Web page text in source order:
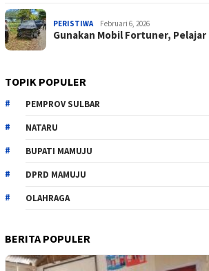
PERISTIWA Februari 6, 2026
Gunakan Mobil Fortuner,
TOPIK POPULER
PEMPROV SULBAR
NATARU
BUPATI MAMUJU
DPRD MAMUJU
OLAHRAGA
BERITA POPULER